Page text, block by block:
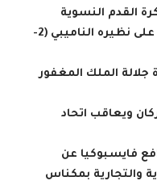
لكرة القدم النسوية
يتأهل إلى الدور الثالث عقب فوزه على نظيره الناميبي (2-
إحياء الذكرى 25 لوفاة جلالة الملك المغفور
ويعاقب اتحاد
فايسبوكيا عن
والتجارية بمكناس